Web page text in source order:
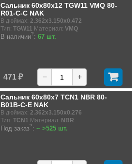
Сальник 60x80x12 TGW11 VMQ 80-
R01-C-C NAK
В дюймах: 2.362x3.150x0.472
Тип: TGW11 Материал: VMQ
В наличии?: 67 шт.
471 ₽ − +
Сальник 60x80x7 TCN1 NBR 80-
B01B-C-E NAK
В дюймах: 2.362x3.150x0.276
Тип: TCN1 Материал: NBR
Под заказ?: ~ >525 шт.